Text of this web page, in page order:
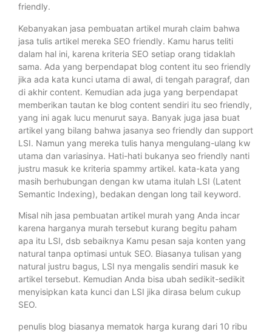
friendly.
Kebanyakan jasa pembuatan artikel murah claim bahwa
jasa tulis artikel mereka SEO friendly. Kamu harus teliti
dalam hal ini, karena kriteria SEO setiap orang tidaklah
sama. Ada yang berpendapat blog content itu seo friendly
jika ada kata kunci utama di awal, di tengah paragraf, dan
di akhir content. Kemudian ada juga yang berpendapat
memberikan tautan ke blog content sendiri itu seo friendly,
yang ini agak lucu menurut saya. Banyak juga jasa buat
artikel yang bilang bahwa jasanya seo friendly dan support
LSI. Namun yang mereka tulis hanya mengulang-ulang kw
utama dan variasinya. Hati-hati bukanya seo friendly nanti
justru masuk ke kriteria spammy artikel. kata-kata yang
masih berhubungan dengan kw utama itulah LSI (Latent
Semantic Indexing), bedakan dengan long tail keyword.
Misal nih jasa pembuatan artikel murah yang Anda incar
karena harganya murah tersebut kurang begitu paham
apa itu LSI, dsb sebaiknya Kamu pesan saja konten yang
natural tanpa optimasi untuk SEO. Biasanya tulisan yang
natural justru bagus, LSI nya mengalis sendiri masuk ke
artikel tersebut. Kemudian Anda bisa ubah sedikit-sedikit
menyisipkan kata kunci dan LSI jika dirasa belum cukup
SEO.
penulis blog biasanya mematok harga kurang dari 10 ribu